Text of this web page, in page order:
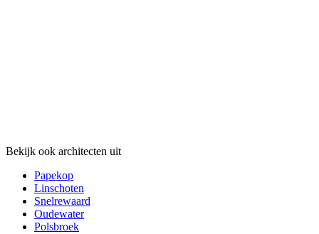
Bekijk ook architecten uit
Papekop
Linschoten
Snelrewaard
Oudewater
Polsbroek